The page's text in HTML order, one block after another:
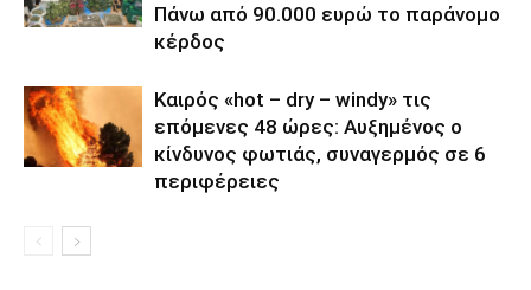
Πάνω από 90.000 ευρώ το παράνομο
κέρδος
Καιρός «hot – dry – windy» τις
επόμενες 48 ώρες: Αυξημένος ο
κίνδυνος φωτιάς, συναγερμός σε 6
περιφέρειες